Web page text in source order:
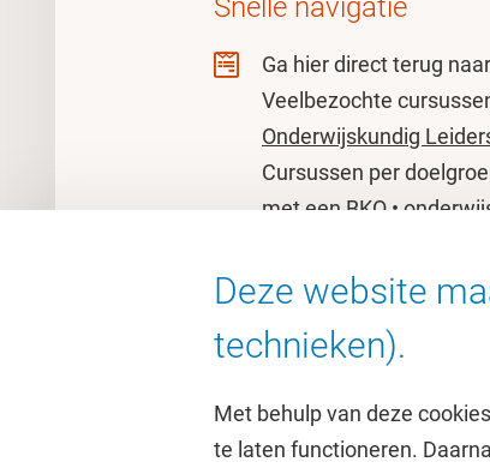
Snelle navigatie
Ga hier direct terug naar
Veelbezochte
Onderwijskundig
Cursussen per
met een BKO •
Deze website
technieken).
Met behulp van deze
te laten functioneren.